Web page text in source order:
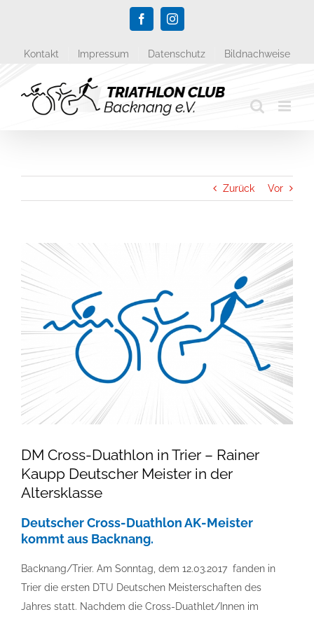
FacebookInstagram
Kontakt Impressum Datenschutz Bildnachweise
Zurück Vor
Zeige
grösseres
Bild
DM Cross-Duathlon in Trier – Rainer
Kaupp Deutscher Meister in der
Altersklasse
Deutscher Cross-Duathlon AK-Meister
kommt aus Backnang.
Backnang/Trier. Am Sonntag, dem 12.03.2017 fanden in
Trier die ersten DTU Deutschen Meisterschaften des
Jahres statt. Nachdem die Cross-Duathlet/Innen im